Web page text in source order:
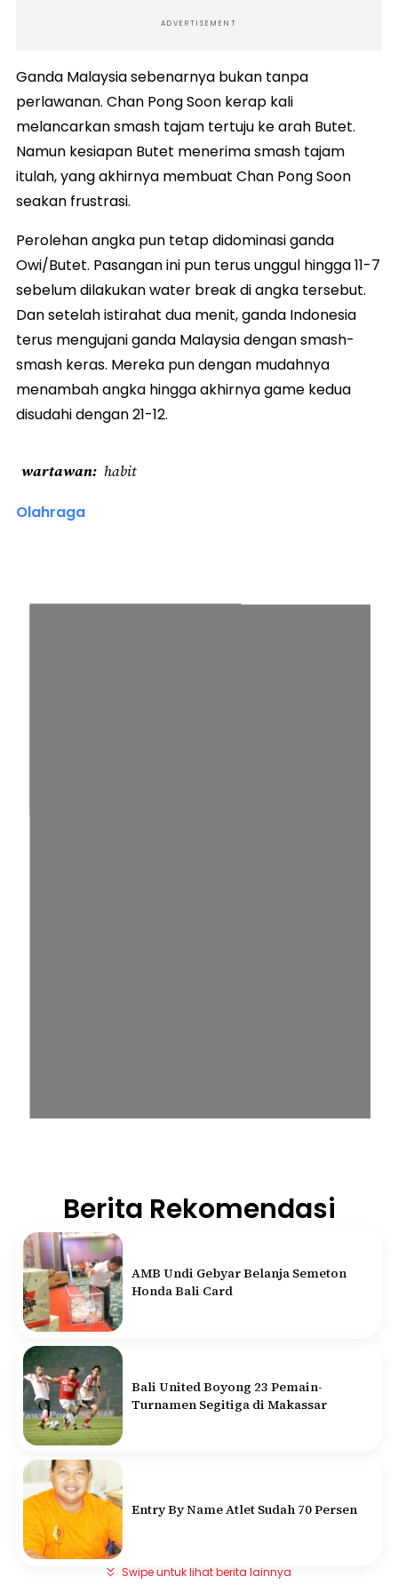
ADVERTISEMENT
Ganda Malaysia sebenarnya bukan tanpa
perlawanan. Chan Pong Soon kerap kali
melancarkan smash tajam tertuju ke arah Butet.
Namun kesiapan Butet menerima smash tajam
itulah, yang akhirnya membuat Chan Pong Soon
seakan frustrasi.
Perolehan angka pun tetap didominasi ganda
Owi/Butet. Pasangan ini pun terus unggul hingga 11-7
sebelum dilakukan water break di angka tersebut.
Dan setelah istirahat dua menit, ganda Indonesia
terus mengujani ganda Malaysia dengan smash-
smash keras. Mereka pun dengan mudahnya
menambah angka hingga akhirnya game kedua
disudahi dengan 21-12.
wartawan habit
Olahraga
Berita Rekomendasi
AMB Undi Gebyar Belanja Semeton
Honda Bali Card
Bali United Boyong 23 Pemain-
Turnamen Segitiga di Makassar
Entry By Name Atlet Sudah 70 Persen
Swipe untuk lihat berita lainnya